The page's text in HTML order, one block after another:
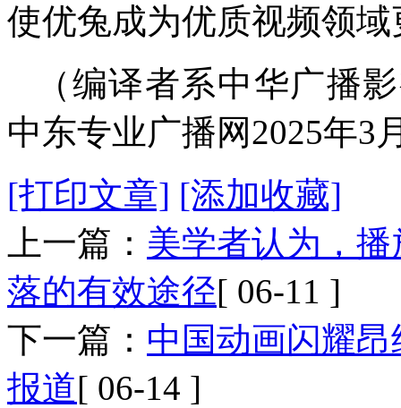
使优兔成为优质视频领
（编译者系中华广播
中东专业广播网2025年3
[打印文章] [添加收藏]
上一篇： 美学者认为，
落的有效途径[ 06-11 ]
下一篇： 中国动画闪耀
报道[ 06-14 ]